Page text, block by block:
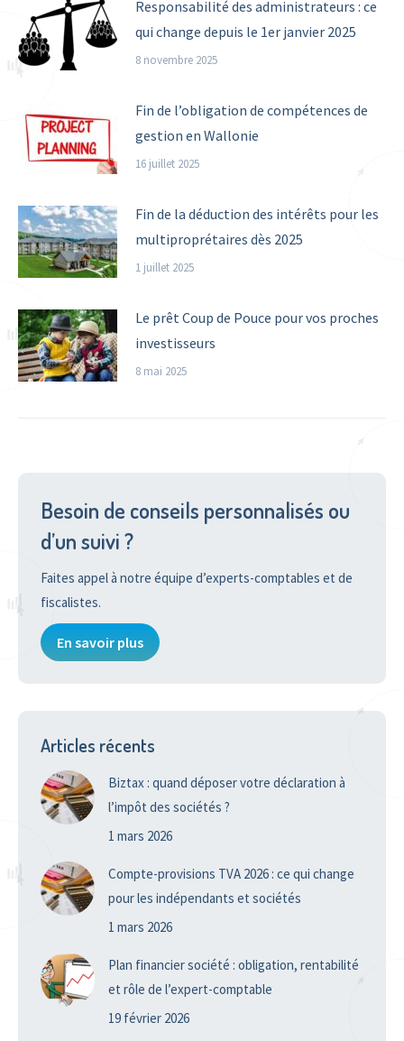
Responsabilité des administrateurs : ce
qui change depuis le 1er janvier 2025
8 novembre 2025
Fin de l’obligation de compétences de
gestion en Wallonie
16 juillet 2025
Fin de la déduction des intérêts pour les
multiproprétaires dès 2025
1 juillet 2025
Le prêt Coup de Pouce pour vos proches
investisseurs
8 mai 2025
Besoin de conseils personnalisés ou
d’un suivi ?
Faites appel à notre équipe d’experts-comptables et de
fiscalistes.
En savoir plus
Articles récents
Biztax : quand déposer votre déclaration à
l’impôt des sociétés ?
1 mars 2026
Compte-provisions TVA 2026 : ce qui change
pour les indépendants et sociétés
1 mars 2026
Plan financier société : obligation, rentabilité
et rôle de l’expert-comptable
19 février 2026